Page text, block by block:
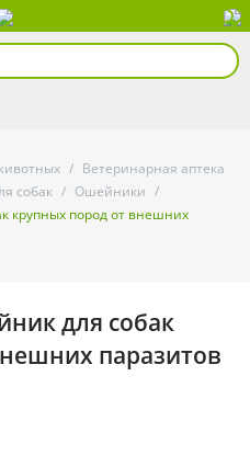
/ Ветеринарная аптека
собак / Ошейники /
крупных пород от внешних
для собак
паразитов